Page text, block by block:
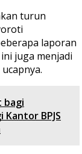
turun
laporan
juga menjadi
bagi
BPJS